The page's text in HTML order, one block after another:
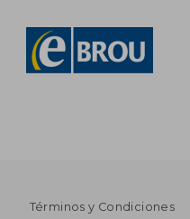
Términos y Condiciones